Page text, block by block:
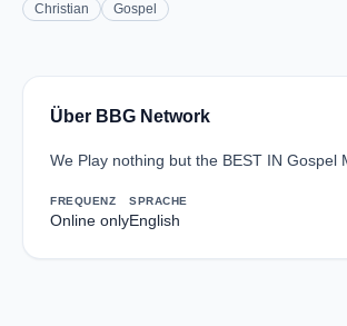
Christian Gospel
Über BBG Network
We Play nothing but the BEST IN Gospel
FREQUENZ
Online only
SPRACHE
English